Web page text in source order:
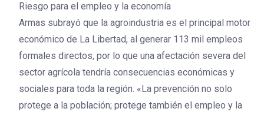
Riesgo para el empleo y la economía
Armas subrayó que la agroindustria es el principal motor
económico de La Libertad, al generar 113 mil empleos
formales directos, por lo que una afectación severa del
sector agrícola tendría consecuencias económicas y
sociales para toda la región. «La prevención no solo
protege a la población; protege también el empleo y la